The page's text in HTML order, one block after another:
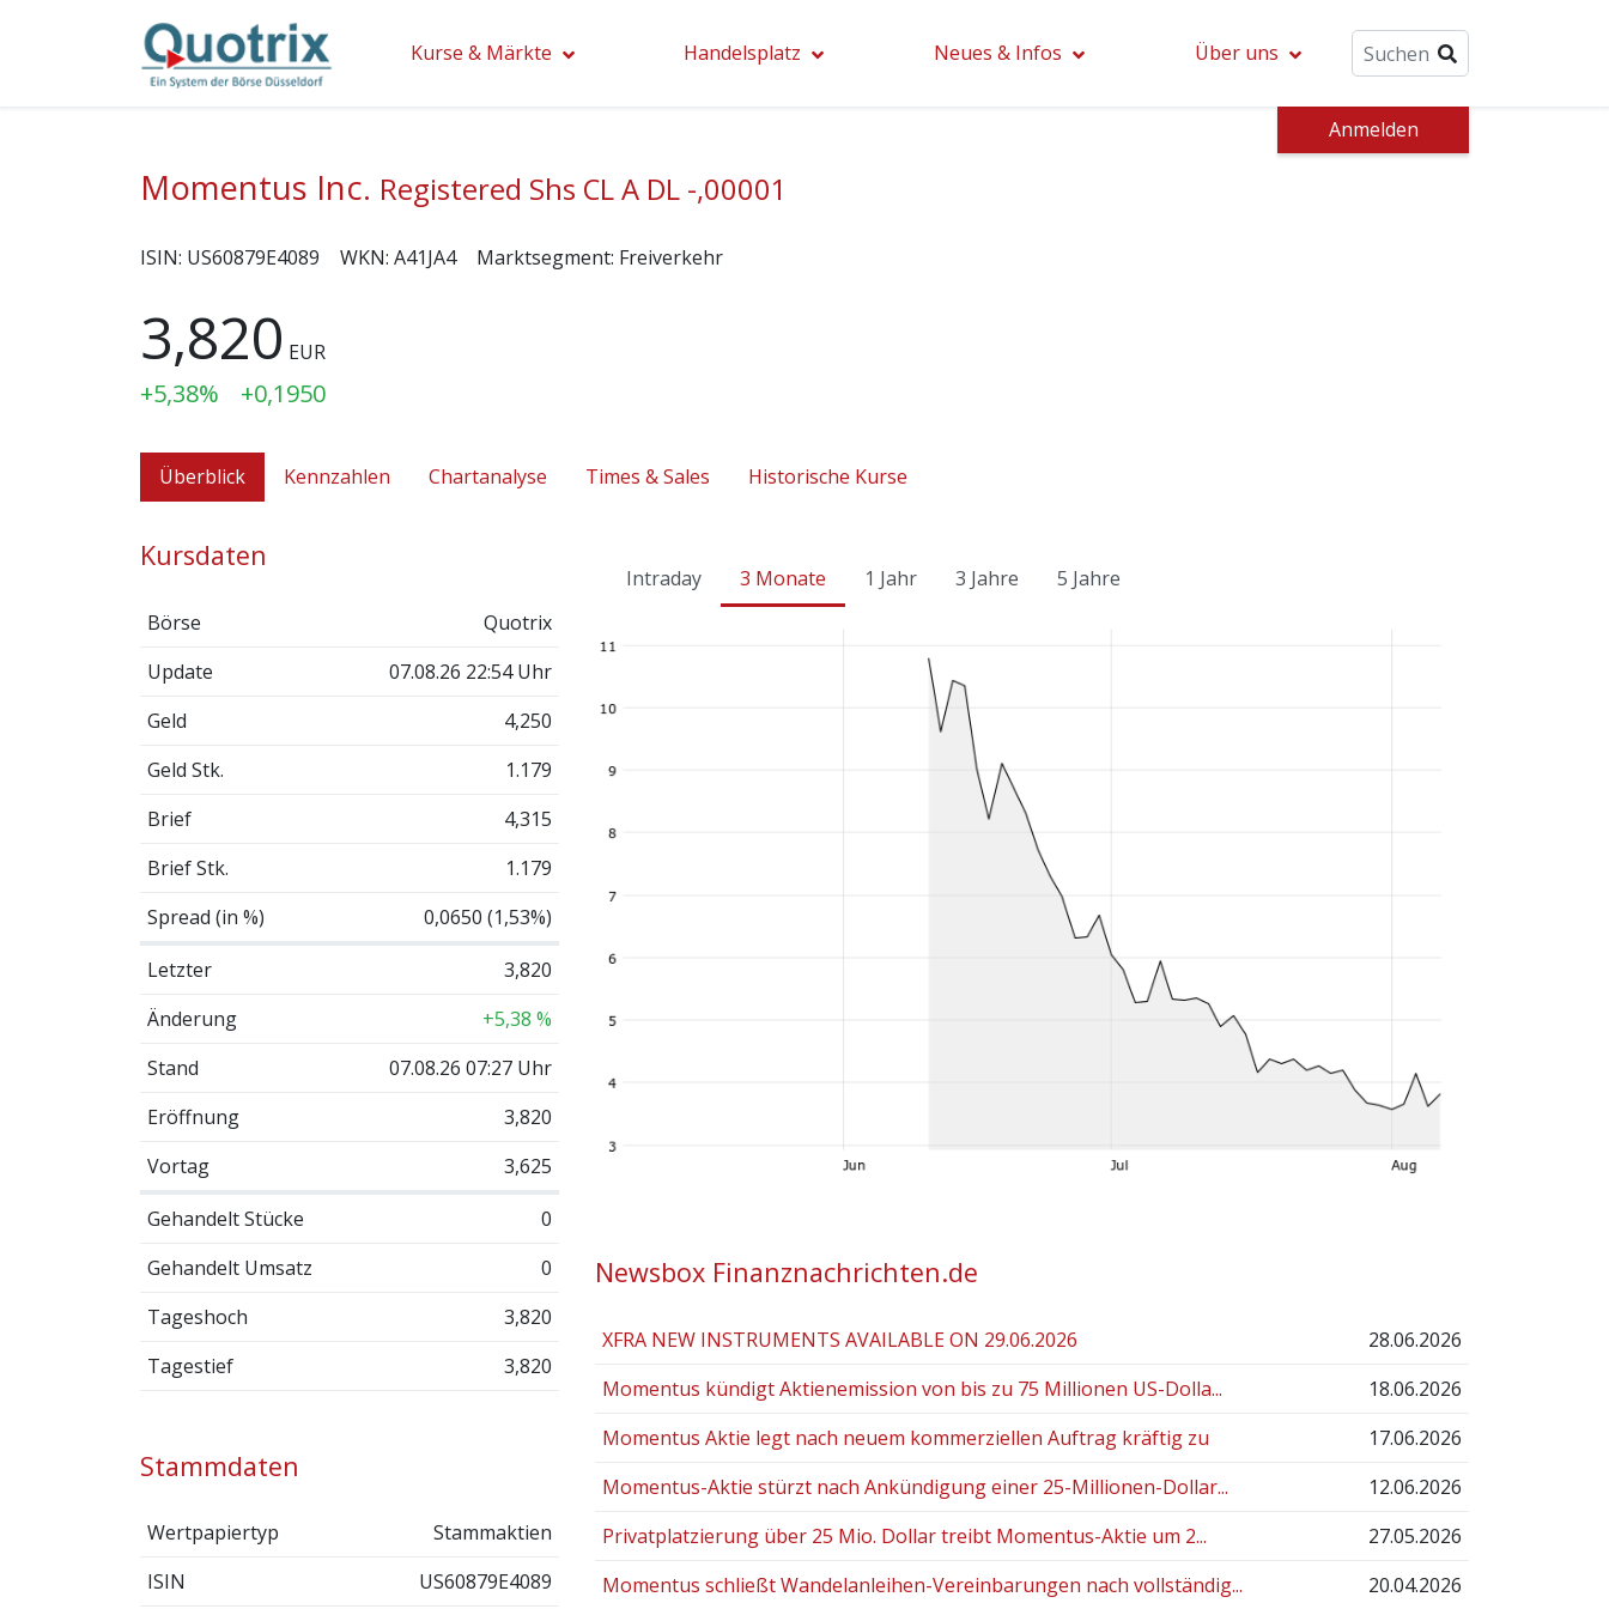
Kurse & Märkte Handelsplatz Neues & Infos Über uns
Anmelden
Momentus Inc. Registered Shs CL A DL -,00001
ISIN: US60879E4089 WKN: A41JA4 Marktsegment: Freiverkehr
3,820 EUR
+5,38% +0,1950
Überblick Kennzahlen Chartanalyse Times & Sales Historische Kurse
Kursdaten
Börse
Quotrix
Update
07.08.26 22:54 Uhr
Geld
4,250
Geld Stk.
1.179
Brief
4,315
Brief Stk.
1.179
Spread (in %)
0,0650 (1,53%)
Letzter
3,820
Änderung
+5,38 %
Stand
07.08.26 07:27 Uhr
Eröffnung
3,820
Vortag
3,625
Gehandelt Stücke
0
Gehandelt Umsatz
0
Tageshoch
3,820
Tagestief
3,820
Stammdaten
Wertpapiertyp
Stammaktien
ISIN
US60879E4089
Intraday 3 Monate 1 Jahr 3 Jahre 5 Jahre
Newsbox Finanznachrichten.de
XFRA NEW INSTRUMENTS AVAILABLE ON 29.06.2026
28.06.2026
Momentus kündigt Aktienemission von bis zu 75 Millionen US-Dolla...
18.06.2026
Momentus Aktie legt nach neuem kommerziellen Auftrag kräftig zu
17.06.2026
Momentus-Aktie stürzt nach Ankündigung einer 25-Millionen-Dollar...
12.06.2026
Privatplatzierung über 25 Mio. Dollar treibt Momentus-Aktie um 2...
27.05.2026
Momentus schließt Wandelanleihen-Vereinbarungen nach vollständig...
20.04.2026